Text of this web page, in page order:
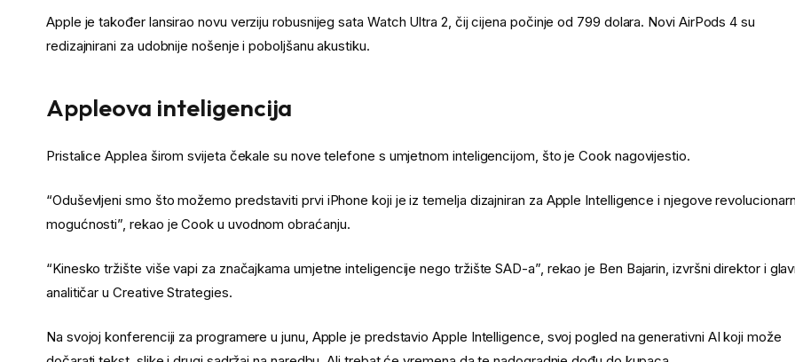
Apple je također lansirao novu verziju robusnijeg sata Watch Ultra 2, čij cijena počinje od 799 dolara. Novi AirPods 4 su
redizajnirani za udobnije nošenje i poboljšanu akustiku.
Appleova inteligencija
Pristalice Applea širom svijeta čekale su nove telefone s umjetnom inteligencijom, što je Cook nagovijestio.
“Oduševljeni smo što možemo predstaviti prvi iPhone koji je iz temelja dizajniran za Apple Intelligence i njegove
mogućnosti”, rekao je Cook u uvodnom obraćanju.
“Kinesko tržište više vapi za značajkama umjetne inteligencije nego tržište SAD-a”, rekao je Ben Bajarin, izvršni direktor i
analitičar u Creative Strategies.
Na svojoj konferenciji za programere u junu, Apple je predstavio Apple Intelligence, svoj pogled na generativni AI koji može